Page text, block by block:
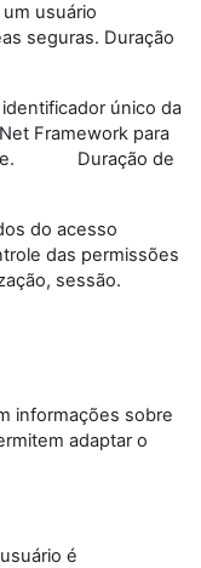
usuário
seguras. Duração
único da
Framework para
Duração de
do acesso
das permissões
sessão.
informações sobre
adaptar o
é